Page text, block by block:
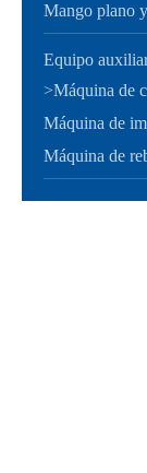
Mango plano
Equipo
>Máquina de
Máquina de
Máquina de